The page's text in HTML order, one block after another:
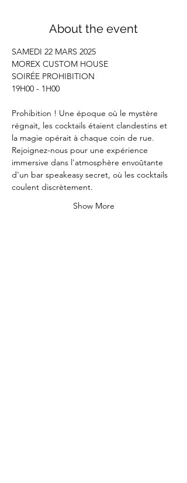
About the event
SAMEDI 22 MARS 2025
MOREX CUSTOM HOUSE
SOIRÉE PROHIBITION
19H00 - 1H00
Prohibition ! Une époque où le mystère
régnait, les cocktails étaient clandestins et
la magie opérait à chaque coin de rue.
Rejoignez-nous pour une expérience
immersive dans l'atmosphère envoûtante
d'un bar speakeasy secret, où les cocktails
coulent discrètement.
Show More